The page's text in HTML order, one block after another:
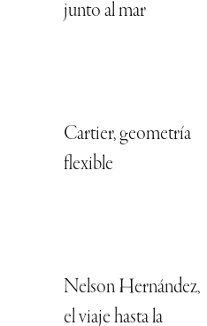
junto al mar
Cartier, geometría
flexible
Nelson Hernández,
el viaje hasta la